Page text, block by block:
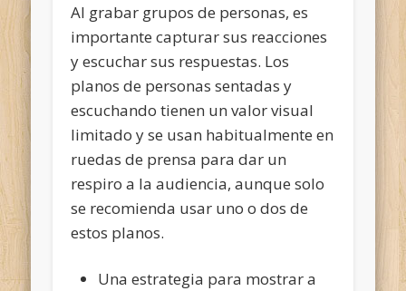
Al grabar grupos de personas, es
importante capturar sus reacciones
y escuchar sus respuestas. Los
planos de personas sentadas y
escuchando tienen un valor visual
limitado y se usan habitualmente en
ruedas de prensa para dar un
respiro a la audiencia, aunque solo
se recomienda usar uno o dos de
estos planos.
Una estrategia para mostrar a